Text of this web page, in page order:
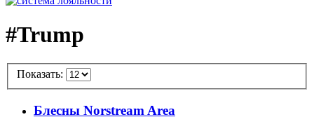
#Trump
Показать:
Блесны Norstream Area